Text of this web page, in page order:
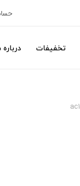
تخفیفات درباره